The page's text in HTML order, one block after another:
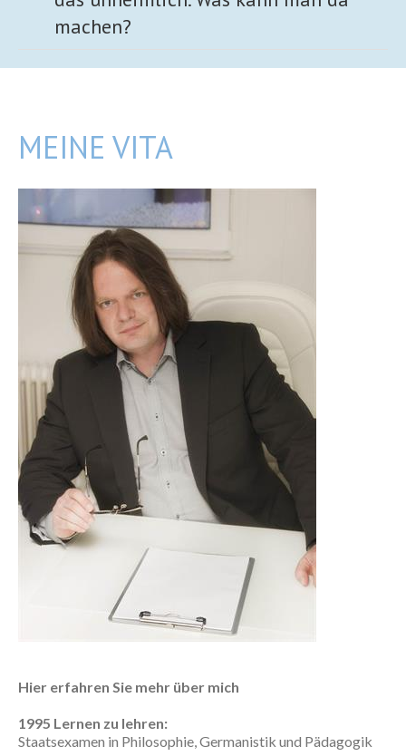
machen?
MEINE VITA
Hier erfahren Sie mehr über mich
1995 Lernen zu lehren:
Staatsexamen in Philosophie, Germanistik und Pädagogik